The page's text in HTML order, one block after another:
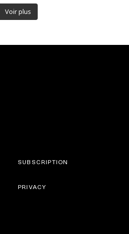
Voir plus
SUBSCRIPTION
PRIVACY